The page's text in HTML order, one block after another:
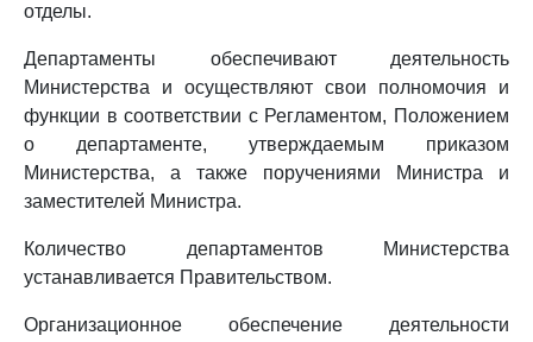
отделы.
Департаменты обеспечивают деятельность
Министерства и осуществляют свои полномочия и
функции в соответствии с Регламентом, Положением
о департаменте, утверждаемым приказом
Министерства, а также поручениями Министра и
заместителей Министра.
Количество департаментов Министерства
устанавливается Правительством.
Организационное обеспечение деятельности